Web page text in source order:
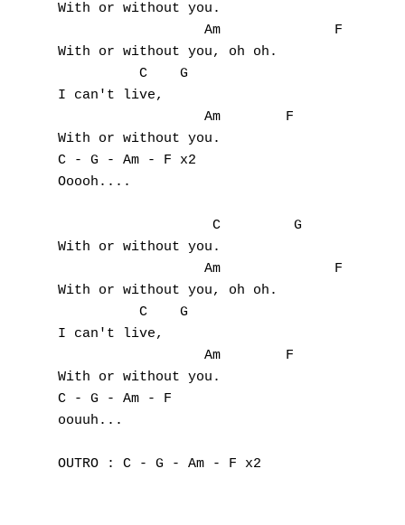
With or without you.
                  Am              F
With or without you, oh oh.
          C    G
I can't live,
                  Am        F
With or without you.
C - G - Am - F x2
Ooooh....
                   C         G
With or without you.
                  Am              F
With or without you, oh oh.
          C    G
I can't live,
                  Am        F
With or without you.
C - G - Am - F
oouuh...
OUTRO : C - G - Am - F x2